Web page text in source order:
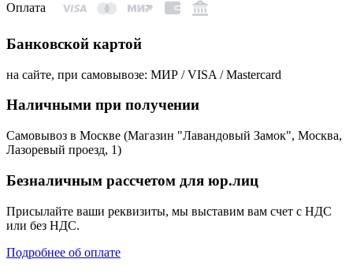
Оплата
Банковской картой
на сайте, при самовывозе: МИР / VISA / Mastercard
Наличными при получении
Самовывоз в Москве (Магазин "Лавандовый Замок", Москва,
Лазоревый проезд, 1)
Безналичным рассчетом для юр.лиц
Присылайте ваши реквизиты, мы выставим вам счет с НДС
или без НДС.
Подробнее об оплате